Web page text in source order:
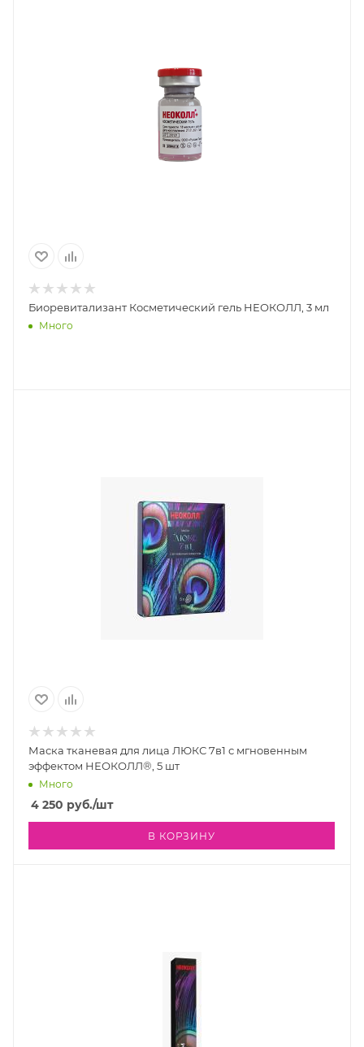
Биоревитализант Косметический гель НЕОКОЛЛ, 3 мл
Много
Маска тканевая для лица ЛЮКС 7в1 с мгновенным
эффектом НЕОКОЛЛ®, 5 шт
Много
4 250 руб./шт
В КОРЗИНУ